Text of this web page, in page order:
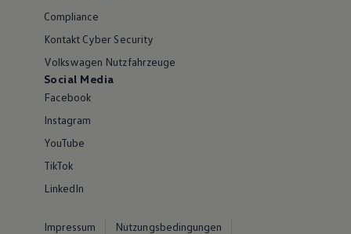
Compliance
Kontakt Cyber Security
Volkswagen Nutzfahrzeuge
Social Media
Facebook
Instagram
YouTube
TikTok
LinkedIn
Impressum
Nutzungsbedingungen